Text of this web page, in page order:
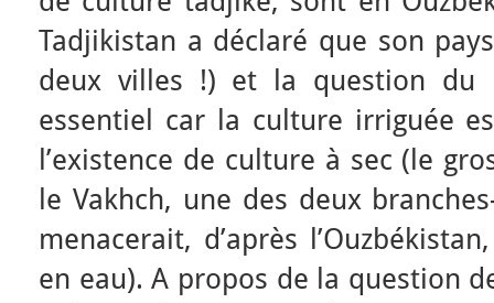
Tadjikistan a déclaré que son
deux villes !) et la question du
essentiel car la culture irriguée
l’existence de culture à sec (le
le Vakhch, une des deux
menacerait, d’après
en eau). A propos de la question